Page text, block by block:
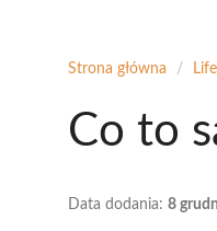
Strona główna /
Co to
Data dodania: 8